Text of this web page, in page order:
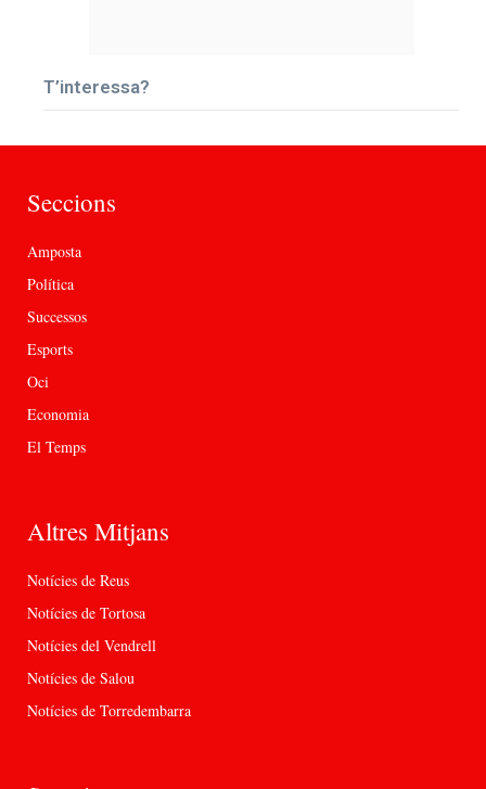
T’interessa?
Seccions
Amposta
Política
Successos
Esports
Oci
Economia
El Temps
Altres Mitjans
Notícies de Reus
Notícies de Tortosa
Notícies del Vendrell
Notícies de Salou
Notícies de Torredembarra